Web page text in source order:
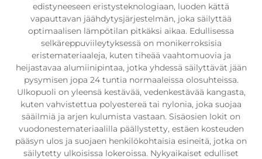
edistyneeseen eristysteknologiaan, luoden kättä
vapauttavan jäähdytysjärjestelmän, joka säilyttää
optimaalisen lämpötilan pitkäksi aikaa. Edullisessa
selkäreppuviileytyksessä on monikerroksisia
eristemateriaaleja, kuten tiheää vaahtomuovia ja
heijastavaa alumiinipintaa, jotka yhdessä säilyttävät jään
pysymisen jopa 24 tuntia normaaleissa olosuhteissa.
Ulkopuoli on yleensä kestävää, vedenkestävää kangasta,
kuten vahvistettua polyestereä tai nylonia, joka suojaa
sääilmiä ja arjen kulumista vastaan. Sisäosien lokit on
vuodonestemateriaalilla päällystetty, estäen kosteuden
pääsyn ulos ja suojaen henkilökohtaisia esineitä, jotka on
säilytetty ulkoisissa lokeroissa. Nykyaikaiset edulliset